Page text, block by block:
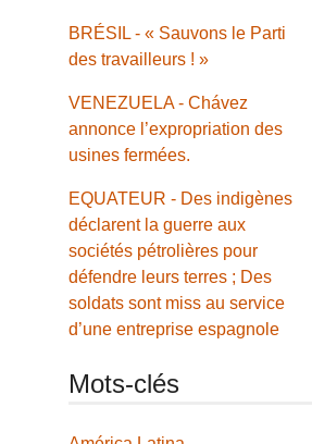
BRÉSIL - « Sauvons le Parti
des travailleurs ! »
VENEZUELA - Chávez
annonce l’expropriation des
usines fermées.
EQUATEUR - Des indigènes
déclarent la guerre aux
sociétés pétrolières pour
défendre leurs terres ; Des
soldats sont miss au service
d’une entreprise espagnole
Mots-clés